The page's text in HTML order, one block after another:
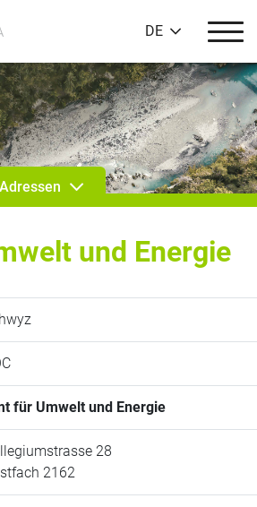
DE
Adressen
und Energie
für Umwelt und Energie
28
2162